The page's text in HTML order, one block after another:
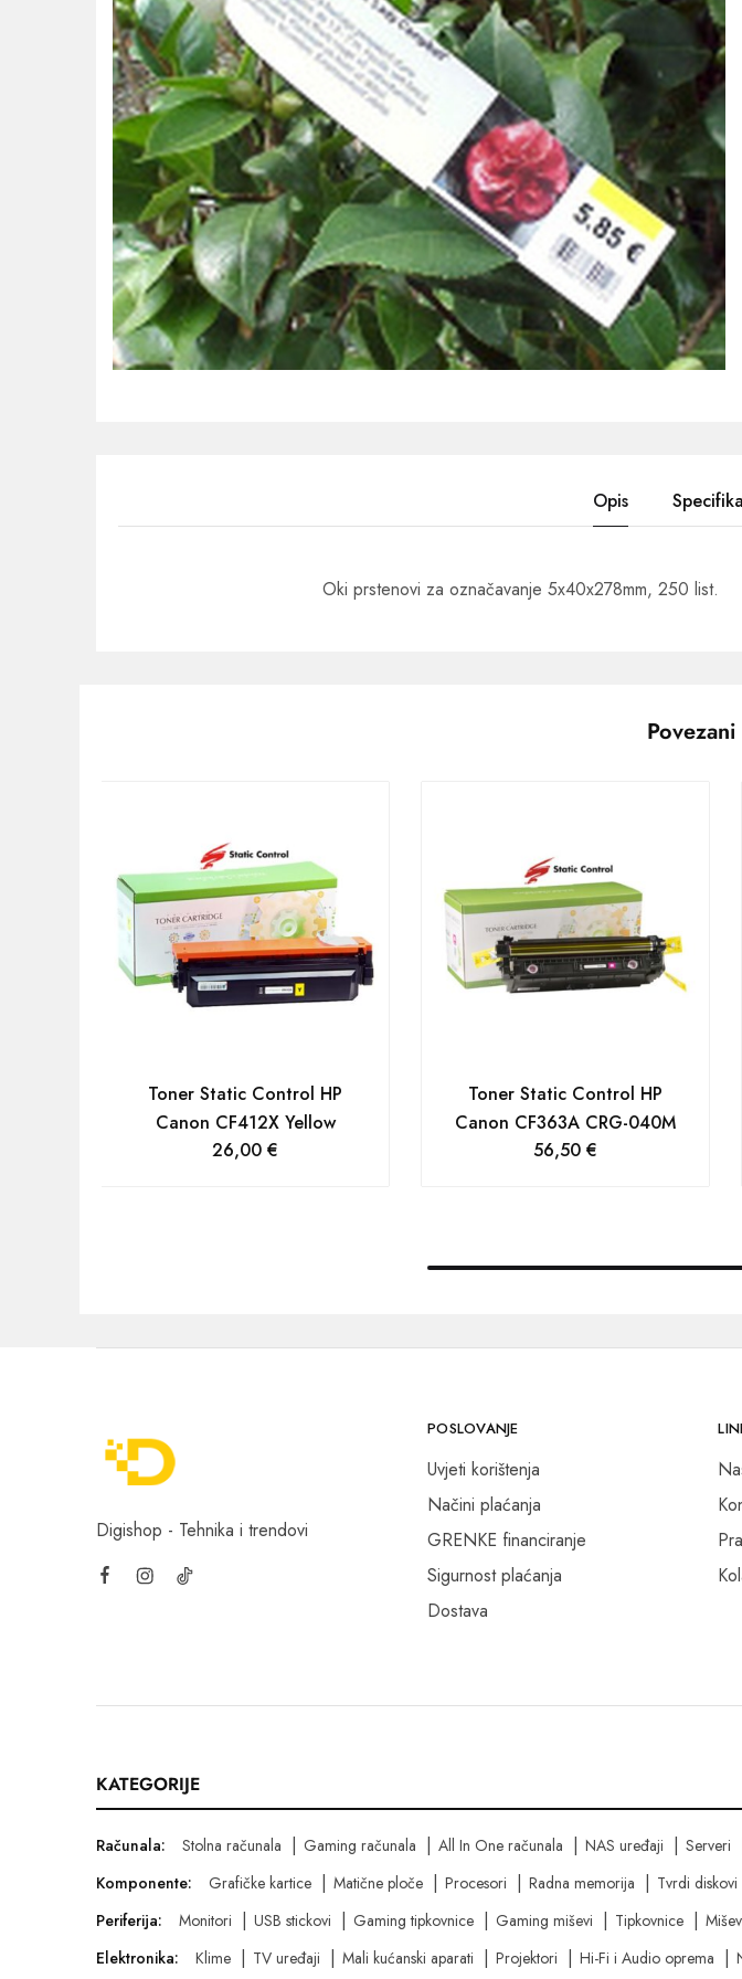
POS uređaji i operma
Mrežna oprema
Alarmi i video nadzor
Printeri i skeneri
Stolice i stolovi
Novčanici
Opis
Oki prstenovi za označavanje 5x40x278mm, 250 list.
Toner Static Control HP
Canon CF412X Yellow
26,00 €
Toner Static Control HP
Canon CF363A CRG-040M
56,50 €
Digishop - Tehnika i trendovi
POSLOVANJE
Uvjeti korištenja
Načini plaćanja
GRENKE financiranje
Sigurnost plaćanja
Dostava
KATEGORIJE
Računala: Stolna računala Gaming računala All In One računala NAS uređaji Serveri
Komponente:
Grafičke kartice Matične ploče Procesori Radna memorija Tvrdi diskovi
Periferija:
Monitori USB stickovi Gaming tipkovnice Gaming miševi Tipkovnice
Elektronika:
Klime TV uređaji Mali kućanski aparati Projektori Hi-Fi i Audio oprema